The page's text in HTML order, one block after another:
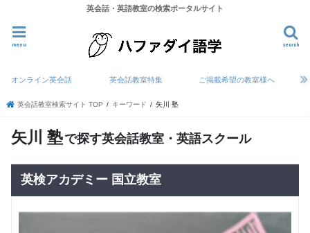
英会話・英語教室の検索ポータルサイト
search
menu
オンライン英会話 英会話教室特集 ご掲載希望の教室様へ
英会話教室検索サイト TOP キーワード 矢川 塾
矢川 塾で探す英会話教室・英語スクール
英検アカデミー 国立教室